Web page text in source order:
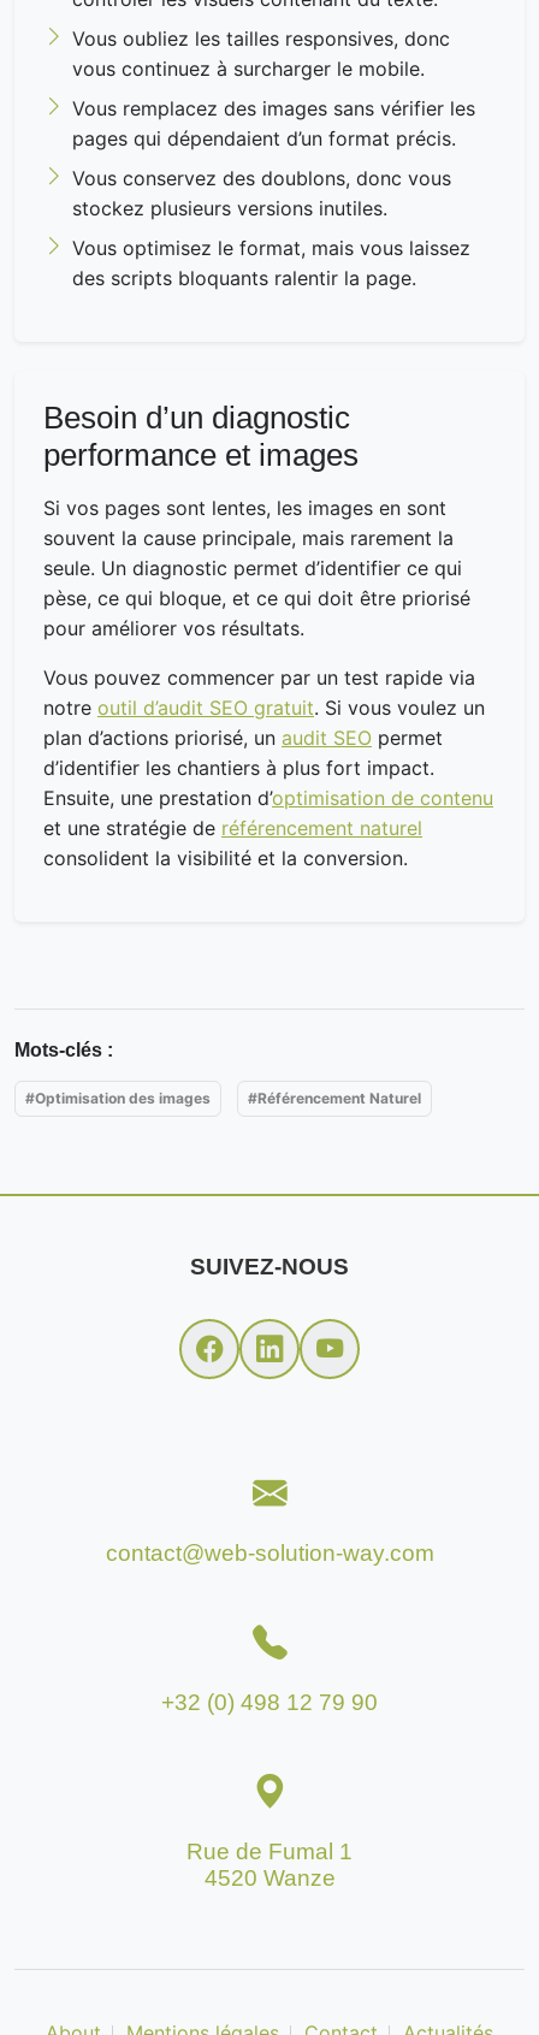
Vous oubliez les tailles responsives, donc
vous continuez à surcharger le mobile.
Vous remplacez des images sans vérifier les
pages qui dépendaient d’un format précis.
Vous conservez des doublons, donc vous
stockez plusieurs versions inutiles.
Vous optimisez le format, mais vous laissez
des scripts bloquants ralentir la page.
Besoin d’un diagnostic
performance et images
Si vos pages sont lentes, les images en sont
souvent la cause principale, mais rarement la
seule. Un diagnostic permet d’identifier ce qui
pèse, ce qui bloque, et ce qui doit être priorisé
pour améliorer vos résultats.
Vous pouvez commencer par un test rapide via
notre outil d’audit SEO gratuit. Si vous voulez un
plan d’actions priorisé, un audit SEO permet
d’identifier les chantiers à plus fort impact.
Ensuite, une prestation d’optimisation de contenu
et une stratégie de référencement naturel
consolident la visibilité et la conversion.
Mots-clés :
#Optimisation des images #Référencement Naturel
SUIVEZ-NOUS
contact@web-solution-way.com
+32 (0) 498 12 79 90
Rue de Fumal 1
4520 Wanze